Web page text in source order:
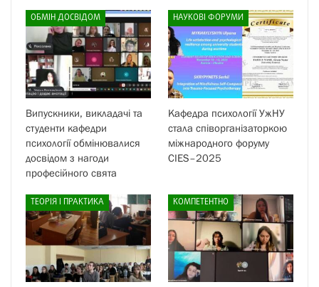
ОБМІН ДОСВІДОМ
Випускники, викладачі та
студенти кафедри
психології обмінювалися
досвідом з нагоди
професійного свята
НАУКОВІ ФОРУМИ
Кафедра психології УжНУ
стала співорганізаторкою
міжнародного форуму
CIES–2025
ТЕОРІЯ І ПРАКТИКА КОМПЕТЕНТНО